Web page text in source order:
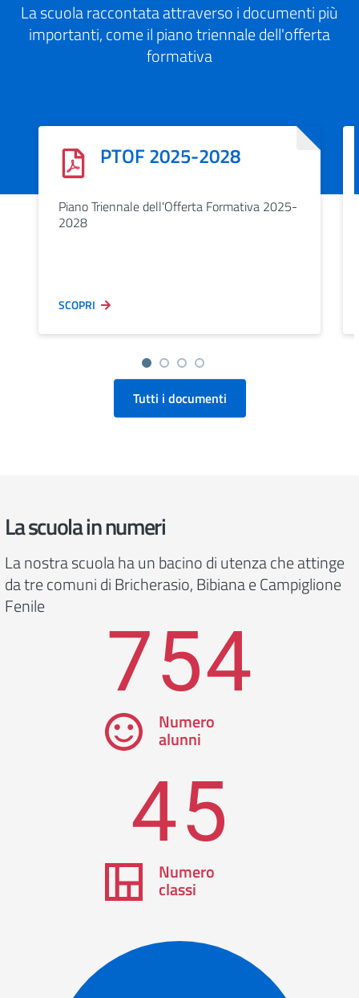
La scuola raccontata attraverso i documenti più
importanti, come il piano triennale dell'offerta
formativa
PTOF 2025-2028
Piano Triennale dell'Offerta Formativa 2025-
2028
SCOPRI
Tutti i documenti
La scuola in numeri
La nostra scuola ha un bacino di utenza che attinge
da tre comuni di Bricherasio, Bibiana e Campiglione
Fenile
754
Numero
alunni
45
Numero
classi